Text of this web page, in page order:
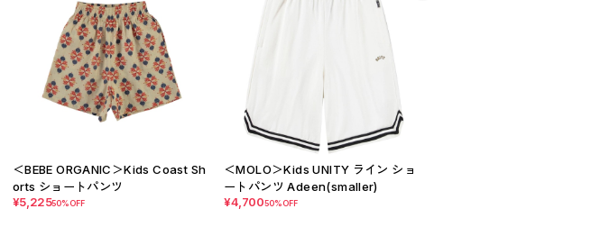
＜BEBE ORGANIC＞Kids Coast Sh
orts ショートパンツ
¥5,22550%OFF
＜MOLO＞Kids UNITY ライン ショ
ートパンツ Adeen(smaller)
¥4,70050%OFF